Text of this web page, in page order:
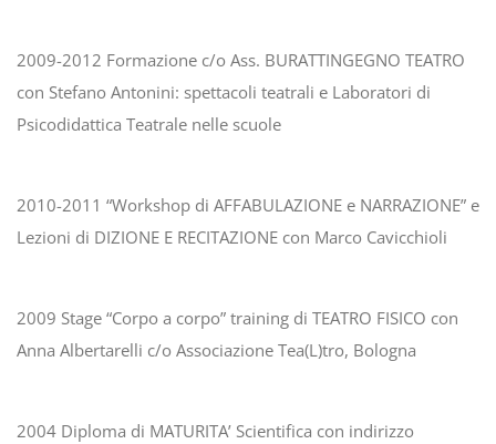
2009-2012 Formazione c/o Ass. BURATTINGEGNO TEATRO
con Stefano Antonini: spettacoli teatrali e Laboratori di
Psicodidattica Teatrale nelle scuole
2010-2011 “Workshop di AFFABULAZIONE e NARRAZIONE” e
Lezioni di DIZIONE E RECITAZIONE con Marco Cavicchioli
2009 Stage “Corpo a corpo” training di TEATRO FISICO con
Anna Albertarelli c/o Associazione Tea(L)tro, Bologna
2004 Diploma di MATURITA’ Scientifica con indirizzo